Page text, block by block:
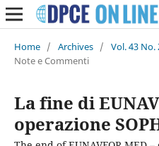
Home / Archives / Vol. 43 No.
Note e Commenti
La fine di
operazione